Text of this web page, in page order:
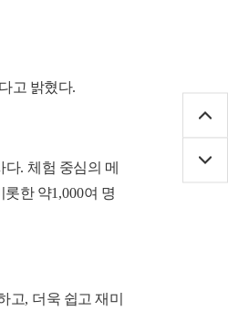
고 밝혔다.
다. 체험 중심의 메
롯한 약1,000여 명
고, 더욱 쉽고 재미